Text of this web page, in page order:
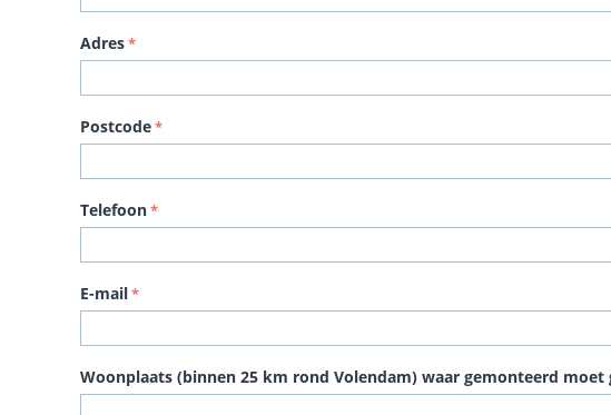
Adres
Postcode
Telefoon
E-mail
Woonplaats (binnen 25 km rond Volendam) waar gemonteerd moet